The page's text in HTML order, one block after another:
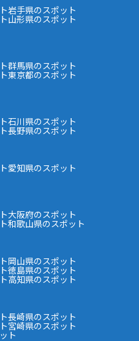
岩手県のスポット
山形県のスポット
群馬県のスポット
東京都のスポット
石川県のスポット
長野県のスポット
愛知県のスポット
大阪府のスポット
和歌山県のスポット
岡山県のスポット
徳島県のスポット
高知県のスポット
長崎県のスポット
宮崎県のスポット
ト